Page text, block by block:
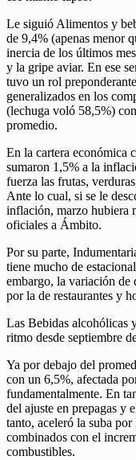
Le siguió Alimentos y
de 9,4% (apenas menor
inercia de los últimos
y la gripe aviar. En ese
tuvo un rol
generalizados en los
(lechuga voló 58,5%)
promedio.
En la cartera económica
sumaron 1,5% a la
fuerza las frutas,
Ante lo cual, si se le
inflación, marzo hubiera
oficiales a Ámbito.
Por su parte,
tiene mucho de
embargo, la variación de
por la de restaurantes y
Las Bebidas alcohólicas
ritmo desde septiembre
Ya por debajo del
con un 6,5%, afectada
fundamentalmente. En
del ajuste en prepagas y
tanto, aceleró la suba
combinados con el
combustibles.